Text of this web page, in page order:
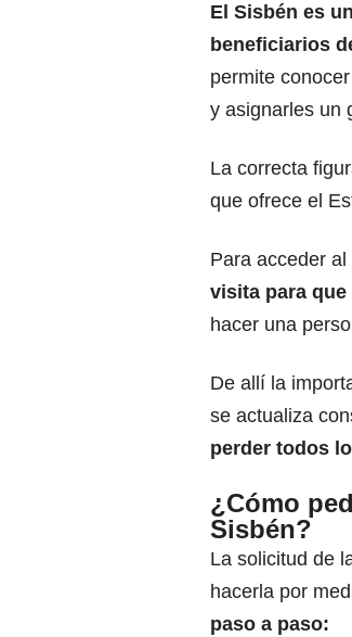
El Sisbén es
beneficiarios
permite
y asignarles un
La correcta
que ofrece el
Para acceder al
visita para que
hacer una
De allí la
se actualiza
perder todos
¿Cómo
Sisbén?
La solicitud de
hacerla por
paso a paso: